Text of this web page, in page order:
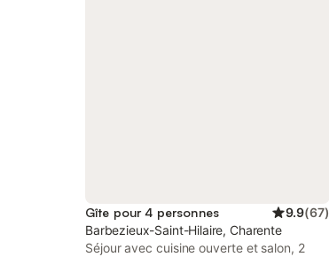
Gîte pour 4 personnes 9.9(67)
Barbezieux-Saint-Hilaire, Charente
Séjour avec cuisine ouverte et salon, 2